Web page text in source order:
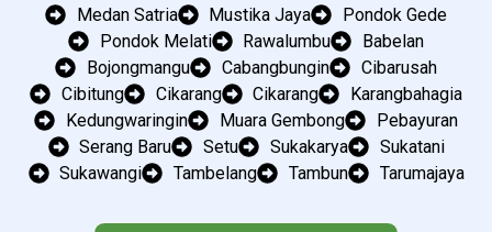
Medan Satria
Mustika Jaya
Pondok Gede
Pondok Melati
Rawalumbu
Babelan
Bojongmangu
Cabangbungin
Cibarusah
Cibitung
Cikarang Cikarang
Karangbahagia
Kedungwaringin
Muara Gembong
Pebayuran
Serang Baru
Setu Sukakarya
Sukatani
Sukawangi
Tambelang Tambun Tarumajaya